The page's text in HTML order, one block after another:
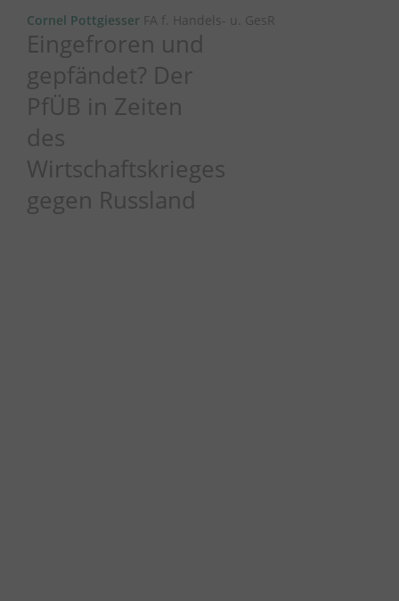
Cornel Pottgiesser FA f. Handels- u. GesR
Eingefroren und
gepfändet? Der
PfÜB in Zeiten
des
Wirtschaftskrieges
gegen Russland